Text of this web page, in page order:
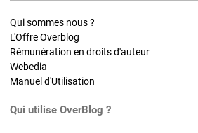
Qui sommes nous ?
L'Offre Overblog
Rémunération en droits d'auteur
Webedia
Manuel d'Utilisation
Qui utilise OverBlog ?